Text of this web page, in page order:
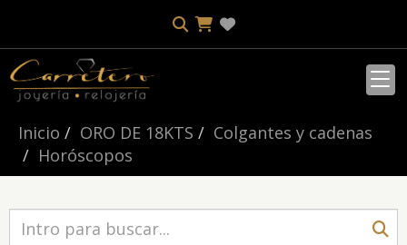
Inicio ORO DE 18KTS
Colgantes y cadenas
Horóscopos